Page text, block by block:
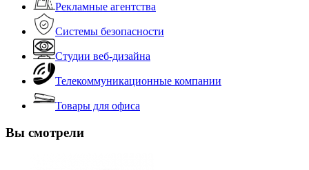
Рекламные агентства
Системы безопасности
Студии веб-дизайна
Телекоммуникационные компании
Товары для офиса
Вы смотрели